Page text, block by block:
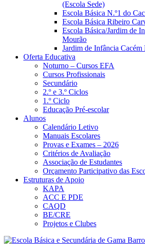
(Escola Sede)
Escola Básica N.º1 do
Escola Básica Ribeiro
Escola Básica/Jardim de
Mourão
Jardim de Infância Cacém
Oferta Educativa
Noturno – Cursos EFA
Cursos Profissionais
Secundário
2.º e 3.º Ciclos
1.º Ciclo
Educação Pré-escolar
Alunos
Calendário Letivo
Manuais Escolares
Provas e Exames – 2026
Critérios de Avaliação
Associação de Estudantes
Orçamento Participativo das
Estruturas de Apoio
KAPA
ACC E PDE
CAQD
BE/CRE
Projetos e Clubes